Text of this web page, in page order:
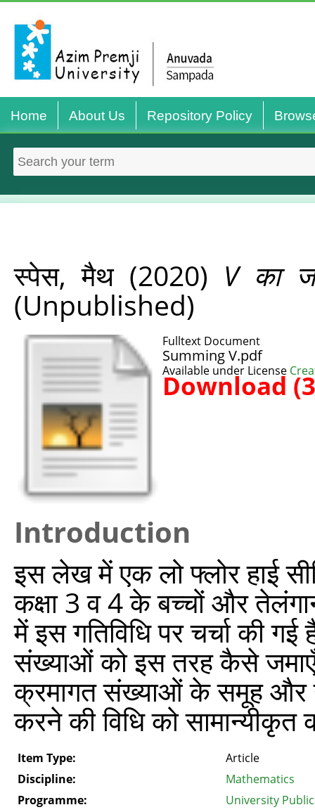
Home About Us Repository Policy
स्पेस, मैथ(2020) V का
(Unpublished)
Fulltext Document
Summing V.pdf
Available under License
Download
Introduction
इस लेख में एक लो फ्लोर हाई
कक्षा 3 व 4 के बच्चों और
में इस गतिविधि पर चर्चा की
संख्याओं को इस तरह कैसे
क्रमागत संख्याओं के समूह और
करने की विधि को
Item Type:
Article
Discipline:
Mathematics
Programme:
University